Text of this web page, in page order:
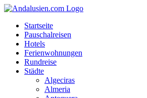
Startseite
Pauschalreisen
Hotels
Ferienwohnungen
Rundreise
Städte
Algeciras
Almeria